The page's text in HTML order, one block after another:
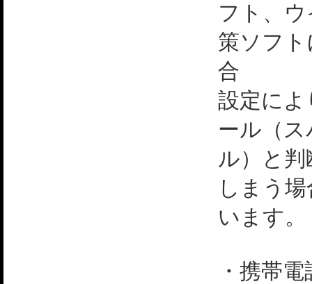
フト、
策ソフ
合
設定に
ール（
ル）と
しまう
います。
・携帯